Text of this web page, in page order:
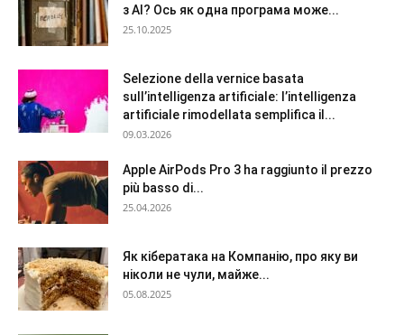
з AI? Ось як одна програма може...
25.10.2025
Selezione della vernice basata
sull’intelligenza artificiale: l’intelligenza
artificiale rimodellata semplifica il...
09.03.2026
Apple AirPods Pro 3 ha raggiunto il prezzo
più basso di...
25.04.2026
Як кібератака на Компанію, про яку ви
ніколи не чули, майже...
05.08.2025